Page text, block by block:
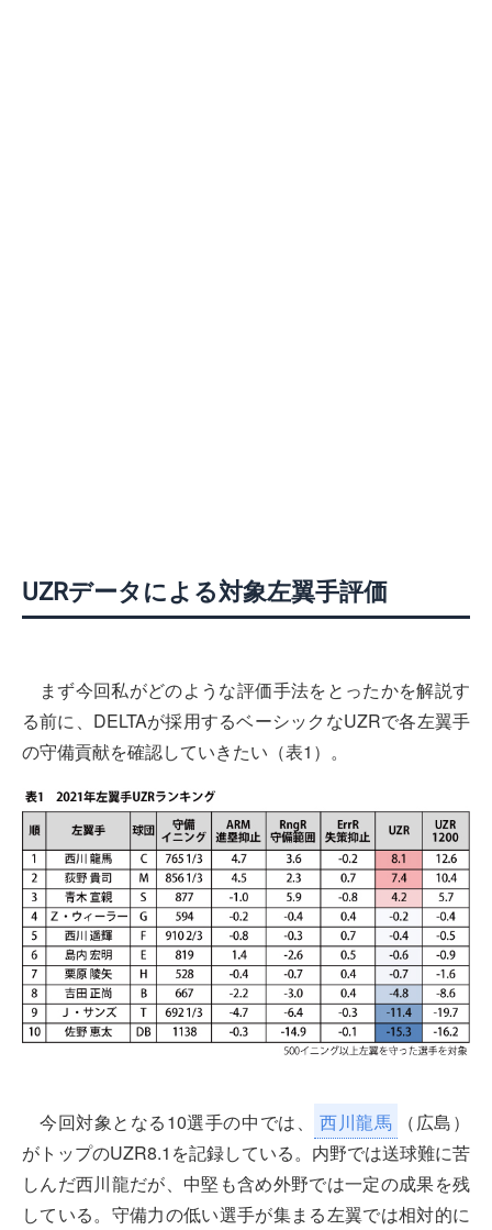
UZRデータによる対象左翼手評価
まず今回私がどのような評価手法をとったかを解説す
る前に、DELTAが採用するベーシックなUZRで各左翼手
の守備貢献を確認していきたい（表1）。
今回対象となる10選手の中では、 西川龍馬
（広島）
がトップのUZR8.1を記録している。内野では送球難に苦
しんだ西川龍だが、中堅も含め外野では一定の成果を残
している。守備力の低い選手が集まる左翼では相対的に